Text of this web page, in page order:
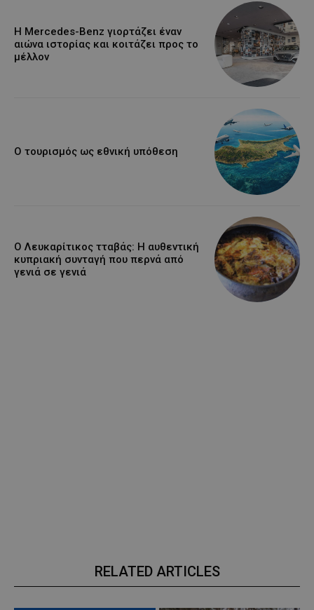
Η Mercedes-Benz γιορτάζει έναν
αιώνα ιστορίας και κοιτάζει προς το
μέλλον
Ο τουρισμός ως εθνική υπόθεση
Ο Λευκαρίτικος τταβάς: Η αυθεντική
κυπριακή συνταγή που περνά από
γενιά σε γενιά
RELATED ARTICLES